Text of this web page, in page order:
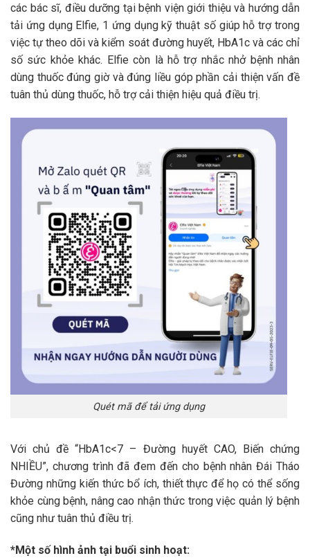
các bác sĩ, điều dưỡng tại bệnh viện giới thiệu và hướng dẫn
tải ứng dụng Elfie, 1 ứng dụng kỹ thuật số giúp hỗ trợ trong
việc tự theo dõi và kiểm soát đường huyết, HbA1c và các chỉ
số sức khỏe khác. Elfie còn là hỗ trợ nhắc nhở bệnh nhân
dùng thuốc đúng giờ và đúng liều góp phần cải thiện vấn đề
tuân thủ dùng thuốc, hỗ trợ cải thiện hiệu quả điều trị.
Quét mã để tải ứng dụng
Với chủ đề “HbA1c<7 – Đường huyết CAO, Biến chứng
NHIỀU”, chương trình đã đem đến cho bệnh nhân Đái Tháo
Đường những kiến thức bổ ích, thiết thực để họ có thể sống
khỏe cùng bệnh, nâng cao nhận thức trong việc quản lý bệnh
cũng như tuân thủ điều trị.
*Một số hình ảnh tại buổi sinh hoạt: